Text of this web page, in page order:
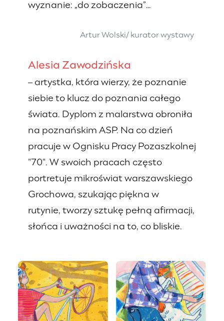
wyznanie: „do zobaczenia”…
Artur Wolski/ kurator wystawy
Alesia Zawodzińska
– artystka, która wierzy, że poznanie
siebie to klucz do poznania całego
świata. Dyplom z malarstwa obroniła
na poznańskim ASP. Na co dzień
pracuje w Ognisku Pracy Pozaszkolnej
"70". W swoich pracach często
portretuje mikroświat warszawskiego
Grochowa, szukając piękna w
rutynie, tworzy sztukę pełną afirmacji,
słońca i uważności na to, co bliskie.